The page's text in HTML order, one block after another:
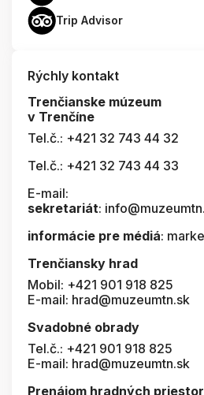
Trip Advisor
Rýchly kontakt
Trenčianske múzeum
v Trenčíne
Tel.č.: +421 32 743 44 32
Tel.č.: +421 32 743 44 33
E-mail:
sekretariát:
informácie pre médiá:
Trenčiansky hrad
Mobil: +421 901 918 825
E-mail: hrad@muzeumtn.sk
Svadobné obrady
Tel.č.: +421 901 918 825
E-mail: hrad@muzeumtn.sk
Prenájom hradných